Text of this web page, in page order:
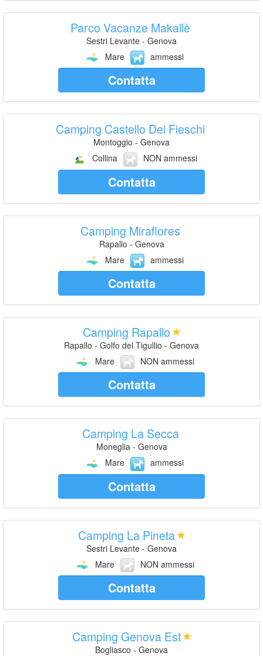
Parco Vacanze Makallè
Sestri Levante - Genova
Mare
ammessi
Contatta
Camping Castello Dei Fieschi
Montoggio - Genova
Collina
NON ammessi
Contatta
Camping Miraflores
Rapallo - Genova
Mare
ammessi
Contatta
Camping Rapallo
Rapallo - Golfo del Tigullio - Genova
Mare
NON ammessi
Contatta
Camping La Secca
Moneglia - Genova
Mare
ammessi
Contatta
Camping La Pineta
Sestri Levante - Genova
Mare
NON ammessi
Contatta
Camping Genova Est
Bogliasco - Genova